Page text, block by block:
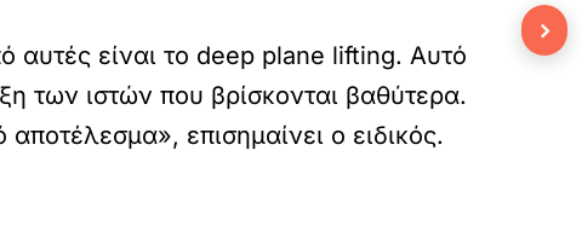
αυτές είναι το deep plane lifting. Αυτό
των ιστών που βρίσκονται βαθύτερα.
επισημαίνει ο ειδικός.
›